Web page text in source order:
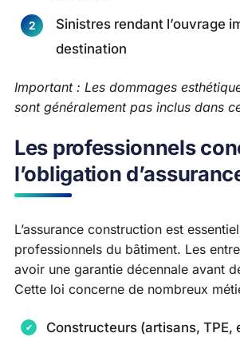
Sinistres rendant l’ouvrage
destination
Important : Les dommages
sont généralement pas inclus dans
Les professionnels
l’obligation
L’assurance construction est
professionnels du bâtiment. Les
avoir une garantie décennale avant
Cette loi concerne de nombreux
Constructeurs (artisans, TPE,